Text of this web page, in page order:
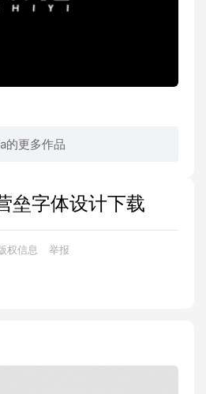
的更多作品
垒字体设计下载
权信息 举报